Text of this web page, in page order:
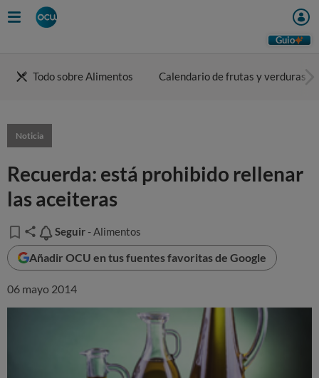
Guio
Todo sobre Alimentos Calendario de frutas y verduras
Noticia
Recuerda: está prohibido rellenar
las aceiteras
Seguir
Seguir - Alimentos
Añadir OCU en tus fuentes favoritas de Google
06 mayo 2014